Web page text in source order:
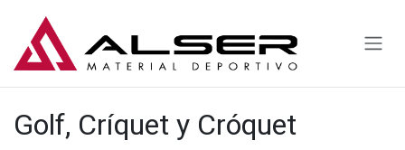
Golf, Críquet y Cróquet